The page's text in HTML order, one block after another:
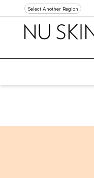
Select Another Region